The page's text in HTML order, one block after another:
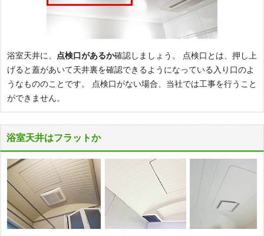
浴室天井に、 点検口があるか確認しましょう。 点検口とは、押し上
げると蓋があいて天井裏を確認できるようになっている入り口のよ
うなもののことです。 点検口がない場合、当社では工事を行うこと
ができません。
浴室天井はフラットか